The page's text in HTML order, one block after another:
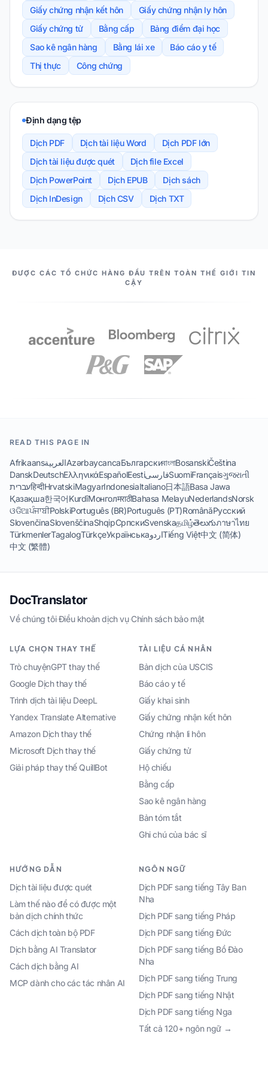
Giấy chứng nhận kết hôn
Giấy chứng nhận ly hôn
Giấy chứng tử
Bằng cấp
Bảng điểm đại học
Sao kê ngân hàng
Bằng lái xe
Báo cáo y tế
Thị thực
Công chứng
Định dạng tệp
Dịch PDF Dịch tài liệu Word
Dịch PDF lớn
Dịch tài liệu được quét
Dịch file Excel
Dịch PowerPoint
Dịch EPUB
Dịch sách
Dịch InDesign
Dịch CSV Dịch TXT
NHỮNG CỘNG SỰ CỦA CHÚNG TA
ĐƯỢC CÁC TỔ CHỨC HÀNG ĐẦU TRÊN TOÀN THẾ GIỚI TIN
CẬY
READ THIS PAGE IN
AfrikaansالعربيةAzərbaycancaБългарскиবাংলাBosanskiČeština
DanskDeutschΕλληνικάEspañolEestiفارسیSuomiFrançaisગુજરાતી
עבריתहिन्दीHrvatskiMagyarIndonesiaItaliano日本語Basa Jawa
Қазақша한국어KurdîМонголमराठीBahasa MelayuNederlandsNorsk
ଓଡିଆਪੰਜਾਬੀPolskiPortuguês (BR)Português (PT)RomânăРусский
SlovenčinaSlovenščinaShqipСрпскиSvenskaதமிழ்తెలుగుภาษาไทย
TürkmenlerTagalogTürkçeУкраїнськаاردوTiếng Việt中文 (简体)
中文 (繁體)
DocTranslator
Về chúng tôi·Điều khoản dịch vụ·Chính sách bảo mật
LỰA CHỌN THAY THẾ
Trò chuyệnGPT thay thế
Google Dịch thay thế
Trình dịch tài liệu DeepL
Yandex Translate Alternative
Amazon Dịch thay thế
Microsoft Dịch thay thế
Giải pháp thay thế QuillBot
TÀI LIỆU CÁ NHÂN
Bản dịch của USCIS
Báo cáo y tế
Giấy khai sinh
Giấy chứng nhận kết hôn
Chứng nhận li hôn
Giấy chứng tử
Hộ chiếu
Bằng cấp
Sao kê ngân hàng
Bản tóm tắt
Ghi chú của bác sĩ
HƯỚNG DẪN
Dịch tài liệu được quét
Làm thế nào để có được một
bản dịch chính thức
Cách dịch toàn bộ PDF
Dịch bằng AI Translator
Cách dịch bằng AI
MCP dành cho các tác nhân AI
NGÔN NGỮ
Dịch PDF sang tiếng Tây Ban
Nha
Dịch PDF sang tiếng Pháp
Dịch PDF sang tiếng Đức
Dịch PDF sang tiếng Bồ Đào
Nha
Dịch PDF sang tiếng Trung
Dịch PDF sang tiếng Nhật
Dịch PDF sang tiếng Nga
Tất cả 120+ ngôn ngữ →